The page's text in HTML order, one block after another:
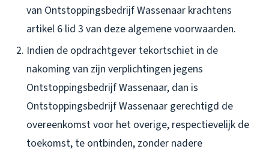
van Ontstoppingsbedrijf Wassenaar krachtens
artikel 6 lid 3 van deze algemene voorwaarden.
Indien de opdrachtgever tekortschiet in de
nakoming van zijn verplichtingen jegens
Ontstoppingsbedrijf Wassenaar, dan is
Ontstoppingsbedrijf Wassenaar gerechtigd de
overeenkomst voor het overige, respectievelijk de
toekomst, te ontbinden, zonder nadere